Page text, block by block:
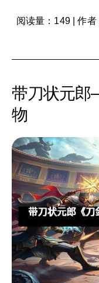
阅读量：149|作者
带刀状元
物